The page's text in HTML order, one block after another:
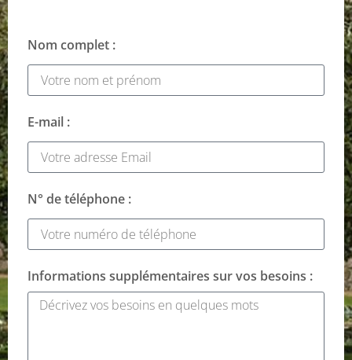
Nom complet :
E-mail :
N° de téléphone :
Informations supplémentaires sur vos besoins :